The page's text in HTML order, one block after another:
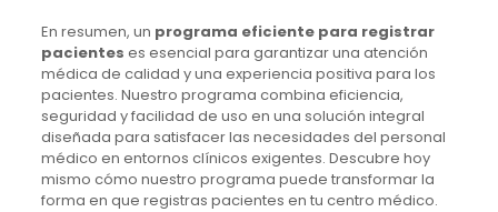
En resumen, un programa eficiente para registrar
pacientes es esencial para garantizar una atención
médica de calidad y una experiencia positiva para los
pacientes. Nuestro programa combina eficiencia,
seguridad y facilidad de uso en una solución integral
diseñada para satisfacer las necesidades del personal
médico en entornos clínicos exigentes. Descubre hoy
mismo cómo nuestro programa puede transformar la
forma en que registras pacientes en tu centro médico.